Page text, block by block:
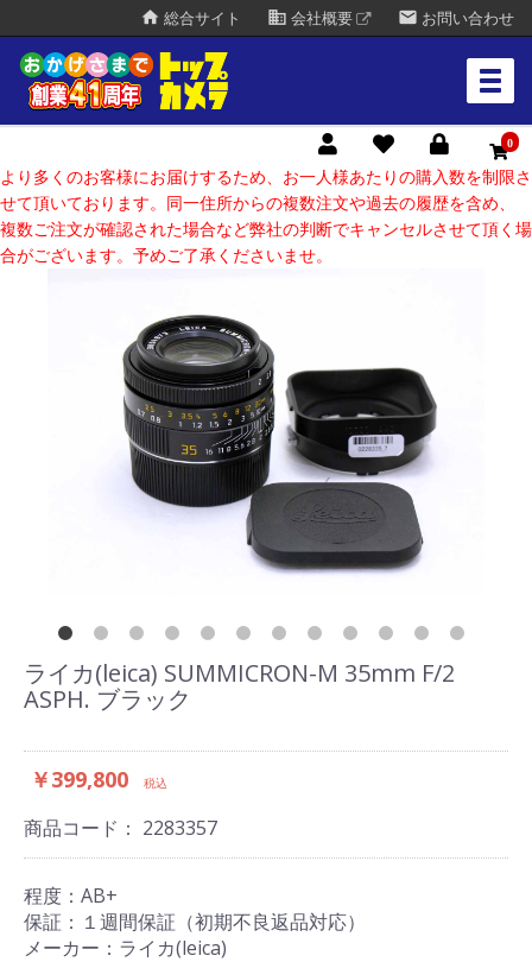
home 総合サイト business 会社概要 mail お問い合わせ
0
より多くのお客様にお届けするため、お一人様あたりの購入数を制限さ
せて頂いております。同一住所からの複数注文や過去の履歴を含め、
複数ご注文が確認された場合など弊社の判断でキャンセルさせて頂く場
合がございます。予めご了承くださいませ。
ライカ(leica) SUMMICRON-M 35mm F/2
ASPH. ブラック
￥399,800 税込
商品コード： 2283357
程度：AB+
保証：１週間保証（初期不良返品対応）
メーカー：ライカ(leica)